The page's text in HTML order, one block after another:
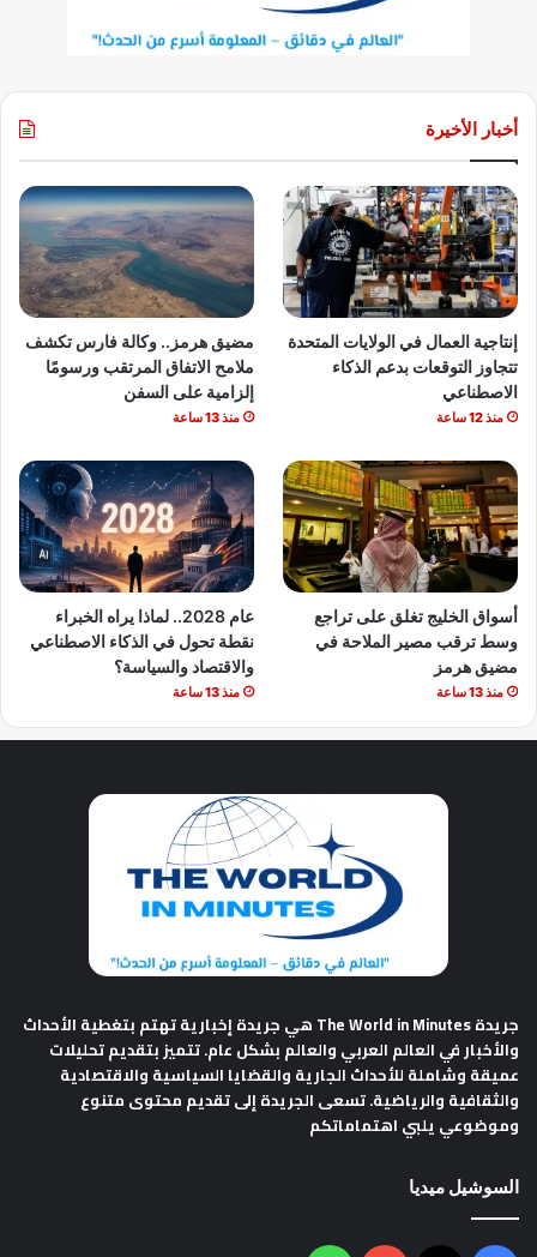
أخبار الأخيرة
إنتاجية العمال في الولايات المتحدة
تتجاوز التوقعات بدعم الذكاء
الاصطناعي
منذ 12 ساعة
مضيق هرمز.. وكالة فارس تكشف
ملامح الاتفاق المرتقب ورسومًا
إلزامية على السفن
منذ 13 ساعة
أسواق الخليج تغلق على تراجع
وسط ترقب مصير الملاحة في
مضيق هرمز
منذ 13 ساعة
عام 2028.. لماذا يراه الخبراء
نقطة تحول في الذكاء الاصطناعي
والاقتصاد والسياسة؟
منذ 13 ساعة
جريدة The World in Minutes
هي جريدة إخبارية تهتم بتغطية الأحداث
والأخبار في العالم العربي والعالم بشكل عام. تتميز بتقديم تحليلات
عميقة وشاملة للأحداث الجارية والقضايا السياسية والاقتصادية
والثقافية والرياضية. تسعى الجريدة إلى تقديم محتوى متنوع
وموضوعي يلبي اهتماماتكم
السوشيل ميديا